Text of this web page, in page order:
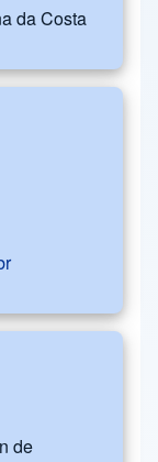
da Costa
de